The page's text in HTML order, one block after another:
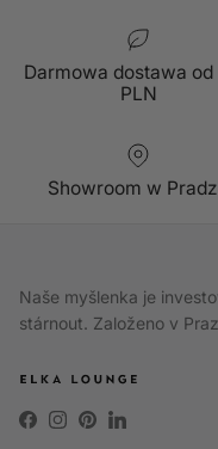
Darmowa dostawa
PLN
Showroom w
Naše myšlenka je
stárnout. Založeno v
Facebook
Instagram
PinterestLinkedIn